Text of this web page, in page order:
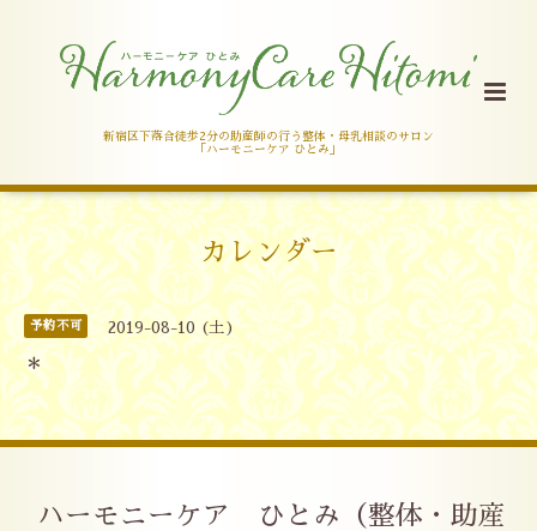
新宿区下落合徒歩2分の助産師の行う整体・母乳相談のサロン
「ハーモニーケア ひとみ」
カレンダー
予約不可 2019-08-10 (土)
＊
ハーモニーケア ひとみ（整体・助産